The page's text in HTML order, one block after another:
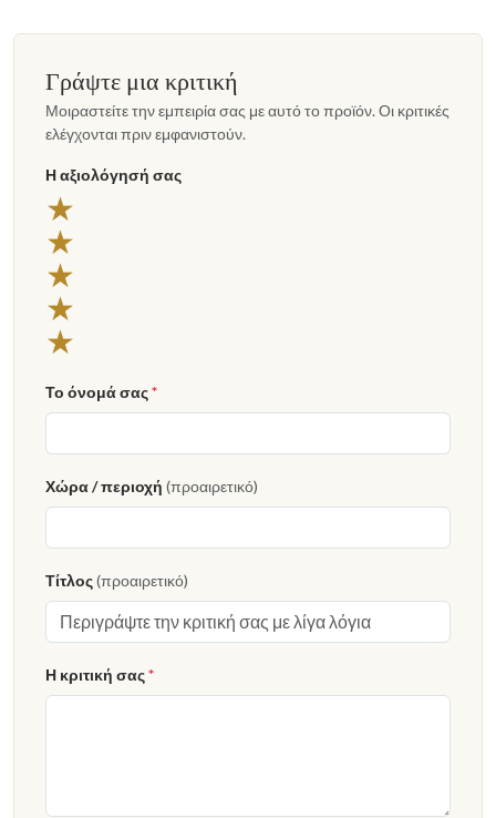
Γράψτε μια κριτική
Μοιραστείτε την εμπειρία σας με αυτό το προϊόν. Οι κριτικές
ελέγχονται πριν εμφανιστούν.
Η αξιολόγησή σας
★
★
★
★
★
Το όνομά σας*
Χώρα / περιοχή (προαιρετικό)
Τίτλος(προαιρετικό)
Η κριτική σας*